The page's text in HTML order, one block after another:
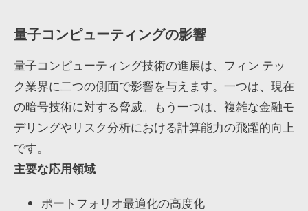
量子コンピューティングの影響
量子コンピューティング技術の進展は、フィン テッ
ク業界に二つの側面で影響を与えます。一つは、現在
の暗号技術に対する脅威。もう一つは、複雑な金融モ
デリングやリスク分析における計算能力の飛躍的向上
です。
主要な応用領域
ポートフォリオ最適化の高度化